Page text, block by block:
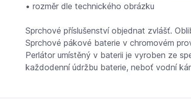
• rozměr dle technického obrázku
Sprchové příslušenství objednat zvlášť.
Sprchové pákové baterie v chromovém
Perlátor umístěný v baterii je vyroben ze
každodenní údržbu baterie, neboť vodní